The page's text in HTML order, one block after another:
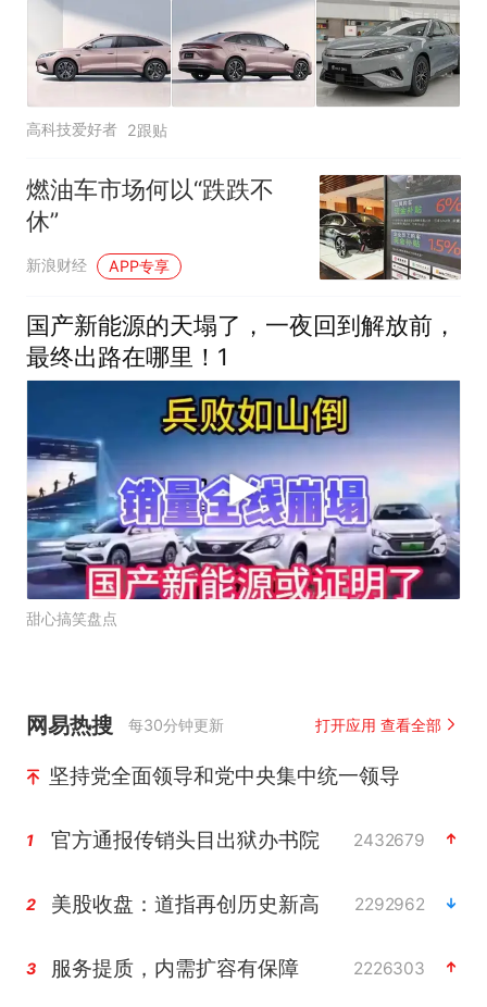
高科技爱好者 2跟贴
燃油车市场何以“跌跌不
休”
新浪财经 APP专享
国产新能源的天塌了，一夜回到解放前，
最终出路在哪里！1
甜心搞笑盘点
网易热搜 每30分钟更新 打开应用 查看全部
坚持党全面领导和党中央集中统一领导
1 官方通报传销头目出狱办书院 2432679
2 美股收盘：道指再创历史新高 2292962
3 服务提质，内需扩容有保障 2226303